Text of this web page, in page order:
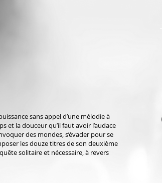
sans appel d’une mélodie à
et la douceur qu’il faut avoir l’audace
des mondes, s’évader pour se
les douze titres de son deuxième
solitaire et nécessaire, à revers